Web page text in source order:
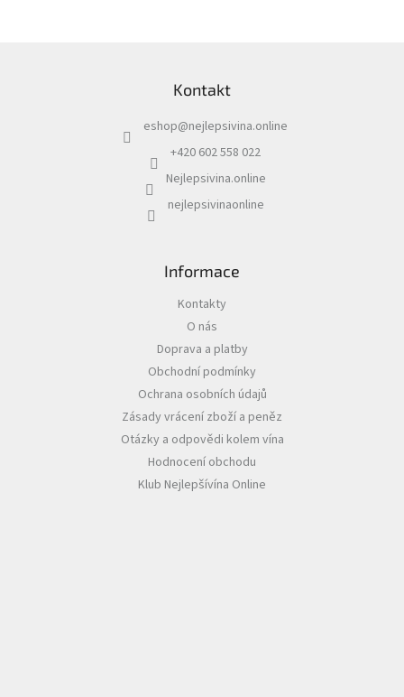
Kontakt
eshop@nejlepsivina.online
+420 602 558 022
Nejlepsivina.online
nejlepsivinaonline
Informace
Kontakty
O nás
Doprava a platby
Obchodní podmínky
Ochrana osobních údajů
Zásady vrácení zboží a peněz
Otázky a odpovědi kolem vína
Hodnocení obchodu
Klub Nejlepšívína Online